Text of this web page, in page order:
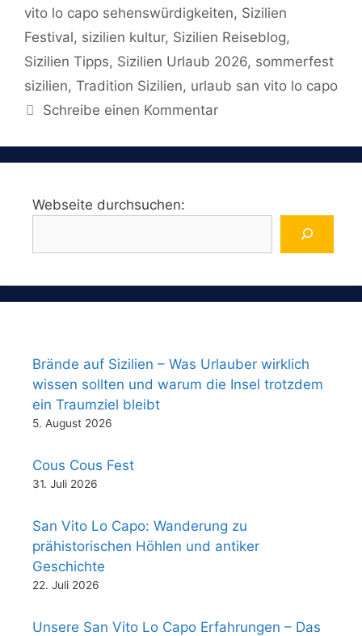
vito lo capo sehenswürdigkeiten, Sizilien
Festival, sizilien kultur, Sizilien Reiseblog,
Sizilien Tipps, Sizilien Urlaub 2026, sommerfest
sizilien, Tradition Sizilien, urlaub san vito lo capo
Schreibe einen Kommentar
Webseite durchsuchen:
Brände auf Sizilien – Was Urlauber wirklich
wissen sollten und warum die Insel trotzdem
ein Traumziel bleibt
5. August 2026
Cous Cous Fest
31. Juli 2026
San Vito Lo Capo: Wanderung zu
prähistorischen Höhlen und antiker
Geschichte
22. Juli 2026
Unsere San Vito Lo Capo Erfahrungen – Das